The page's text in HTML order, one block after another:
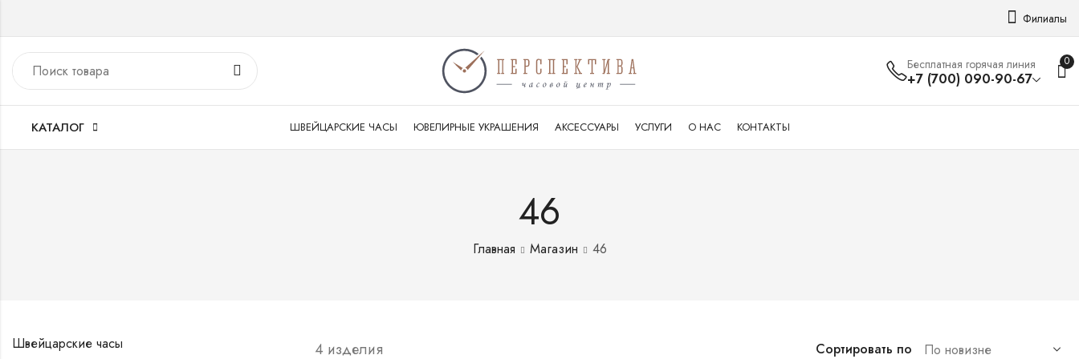
Филиалы
Бесплатная горячая линия
+7 (700) 090-90-67
0
КАТАЛОГ ШВЕЙЦАРСКИЕ ЧАСЫ ЮВЕЛИРНЫЕ УКРАШЕНИЯ АКСЕССУАРЫ УСЛУГИ О НАС КОНТАКТЫ
46
Главная Магазин 46
4 изделия Сортировать по
Швейцарские часы